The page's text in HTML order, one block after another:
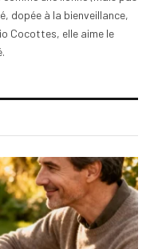
dopée à la bienveillance,
Cocottes, elle aime le